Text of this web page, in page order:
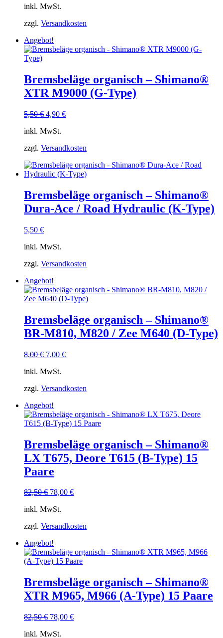
war:
inkl. MwSt.
zzgl. Versandkosten
Angebot!
Bremsbeläge organisch – Shimano®
XTR M9000 (G-Type)
5,50€ Ursprünglicher
war:
4,90 €Aktueller
inkl. MwSt.
zzgl. Versandkosten
Bremsbeläge organisch – Shimano®
Dura-Ace / Road Hydraulic (K-Type)
5,50 €
inkl. MwSt.
zzgl. Versandkosten
Angebot!
Bremsbeläge organisch – Shimano®
BR-M810, M820 / Zee M640 (D-Type)
8,00€ Ursprünglicher
war:
7,00 €Aktueller
inkl. MwSt.
zzgl. Versandkosten
Angebot!
Bremsbeläge organisch – Shimano®
LX T675, Deore T615 (B-Type) 15
Paare
82,50€ Ursprünglicher
war:
78,00 €Aktueller
inkl. MwSt.
zzgl. Versandkosten
Angebot!
Bremsbeläge organisch – Shimano®
XTR M965, M966 (A-Type) 15 Paare
82,50€ Ursprünglicher
war:
78,00 €Aktueller
inkl. MwSt.